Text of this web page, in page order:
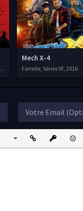
Mech X-4
Famille, Séries VF, 2016
ListInsert Link
Insert